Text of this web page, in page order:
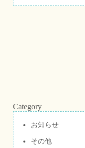
Category
お知らせ
その他